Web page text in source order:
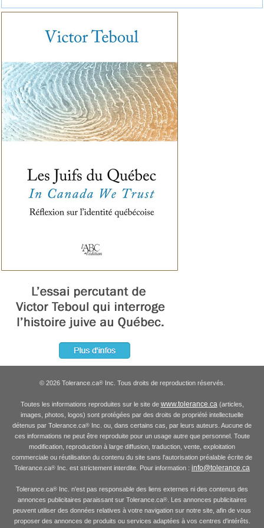
© 2026 Tolerance.ca®Inc. Tous droits de reproduction réservés.
Toutes les informations reproduites sur le site de www.tolerance.ca(articles,
images, photos, logos) sont protégées par des droits de propriété intellectuelle
détenus par Tolerance.ca® Inc. ou, dans certains cas, par leurs auteurs. Aucune de
ces informations ne peut être reproduite pour un usage autre que personnel. Toute
modification, reproduction à large diffusion, traduction, vente, exploitation
commerciale ou réutilisation du contenu du site sans l'autorisation préalable écrite de
Tolerance.ca® Inc. est strictement interdite. Pour information : info@tolerance.ca
Tolerance.ca® Inc. n'est pas responsable des liens externes ni des contenus des
annonces publicitaires paraissant sur Tolerance.ca®. Les annonces publicitaires
peuvent utiliser des données relatives à votre navigation sur notre site, afin de vous
proposer des annonces de produits ou services adaptées à vos centres d'intérêts.